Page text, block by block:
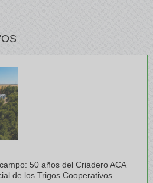
50 años del Criadero ACA
de los Trigos Cooperativos